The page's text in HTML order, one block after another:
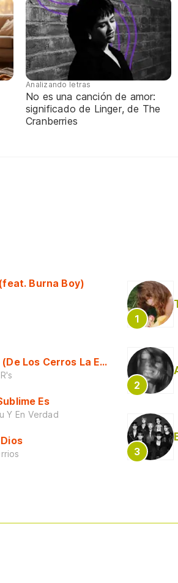
Analizando letras
No es una canción de amor:
significado de Linger, de The
Cranberries
Burna Boy)
Los Cerros La Escuela)
Es
Y En Verdad